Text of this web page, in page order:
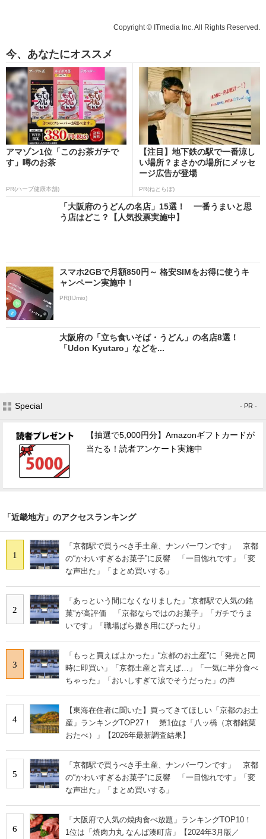
Copyright © ITmedia Inc. All Rights Reserved.
今、あなたにオススメ
アマゾン1位「このお茶ガチで
す」噂のお茶
PR(ハーブ健康本舗)
【注目】地下鉄の駅で一番涼し
い場所？まさかの場所にメッセ
ージ広告が登場
PR(ねとらぼ)
「大阪府のうどんの名店」15選！ 一番うまいと思
う店はどこ？【人気投票実施中】
スマホ2GBで月額850円～ 格安SIMをお得に使うキ
ャンペーン実施中！
PR(IIJmio)
大阪府の「立ち食いそば・うどん」の名店8選！
「Udon Kyutaro」などを...
Special - PR -
【抽選で5,000円分】Amazonギフトカードが
当たる！読者アンケート実施中
「近畿地方」のアクセスランキング
1
「京都駅で買うべき手土産、ナンバーワンです」 京都
の“かわいすぎるお菓子”に反響 「一目惚れです」「変
な声出た」「まとめ買いする」
2
「あっという間になくなりました」“京都駅で人気の銘
菓”が高評価 「京都ならではのお菓子」「ガチでうま
いです」「職場ばら撒き用にぴったり」
3
「もっと買えばよかった」“京都のお土産”に「発売と同
時に即買い」「京都土産と言えば…」「一気に半分食べ
ちゃった」「おいしすぎて涙でそうだった」の声
4
【東海在住者に聞いた】買ってきてほしい「京都のお土
産」ランキングTOP27！ 第1位は「八ッ橋（京都銘菓
おたべ）」【2026年最新調査結果】
5
「京都駅で買うべき手土産、ナンバーワンです」 京都
の“かわいすぎるお菓子”に反響 「一目惚れです」「変
な声出た」「まとめ買いする」
6
「大阪府で人気の焼肉食べ放題」ランキングTOP10！
1位は「焼肉力丸 なんば湊町店」【2024年3月版／